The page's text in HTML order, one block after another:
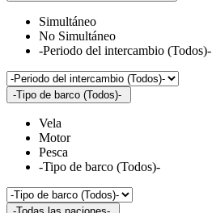
Simultáneo
No Simultáneo
-Periodo del intercambio (Todos)-
-Tipo de barco (Todos)-
Vela
Motor
Pesca
-Tipo de barco (Todos)-